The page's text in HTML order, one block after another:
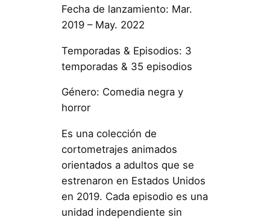
Fecha de lanzamiento: Mar.
2019 – May. 2022
Temporadas & Episodios: 3
temporadas & 35 episodios
Género: Comedia negra y
horror
Es una colección de
cortometrajes animados
orientados a adultos que se
estrenaron en Estados Unidos
en 2019. Cada episodio es una
unidad independiente sin